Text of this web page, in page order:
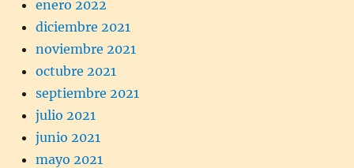
enero 2022
diciembre 2021
noviembre 2021
octubre 2021
septiembre 2021
julio 2021
junio 2021
mayo 2021